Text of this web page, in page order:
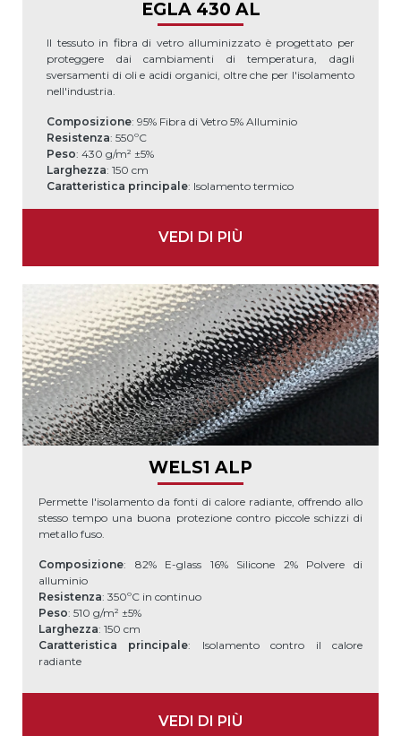
EGLA 430 AL
Il tessuto in fibra di vetro alluminizzato è progettato per
proteggere dai cambiamenti di temperatura, dagli
sversamenti di oli e acidi organici, oltre che per l'isolamento
nell'industria.
Composizione: 95% Fibra di Vetro 5% Alluminio
Resistenza: 550ºC
Peso: 430 g/m² ±5%
Larghezza: 150 cm
Caratteristica principale: Isolamento termico
VEDI DI PIÙ
WELS1 ALP
Permette l'isolamento da fonti di calore radiante, offrendo allo
stesso tempo una buona protezione contro piccole schizzi di
metallo fuso.
Composizione: 82% E-glass 16% Silicone 2% Polvere di
alluminio
Resistenza: 350ºC in continuo
Peso: 510 g/m² ±5%
Larghezza: 150 cm
Caratteristica principale: Isolamento contro il calore
radiante
VEDI DI PIÙ